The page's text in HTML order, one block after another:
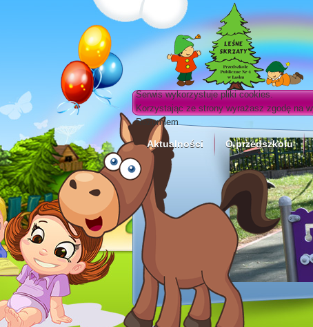
Serwis wykorzystuje pliki cookies.
Korzystając ze strony wyrażasz zgodę na
Rozumiem
Aktualności O przedszkolu